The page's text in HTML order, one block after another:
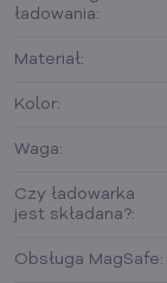
ładowania:
Materiał:
Kolor:
Waga:
Czy ładowarka
jest składana?:
Obsługa MagSafe: